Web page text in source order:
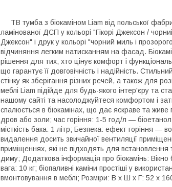
ТВ тумба з біокаміном Liam від польської
ламінованої ДСП у кольорі "Гікорі Джексон /
Джексон" і друк у кольорі "чорний миль і
відчиняння легким натисканням на фасад.
рішення для тих, хто цінує комфорт і
що гарантує її довговічність і надійність.
стінку як зберігання різних речей, а також для
меблі Liam підійде для будь-якого інтер'єру та
нашому сайті та насолоджуйтеся комфортом і
спалюється в біокамінах, що дає яскраве та
дров або золи; час горіння: 1-5 год/л —
місткість бака: 1 літр; Безпека: ефект горіння —
видалення досить звичайної вентиляції
приміщеннях, які не підходять для встановлення
диму; Додаткова інформація про біокамінь:
вага: 10 кг; біопаливні каміни простіші у
вмонтовування в меблі; Розміри: В х Ш х Г: 52 х